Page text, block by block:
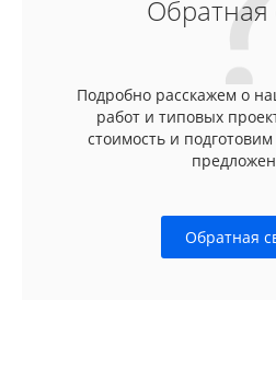
Обратная
Подробно расскажем о
работ и типовых
стоимость и
Обратная